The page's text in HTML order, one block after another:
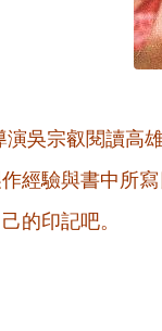
演吳宗叡閱讀高
經驗與書中所
的印記吧。